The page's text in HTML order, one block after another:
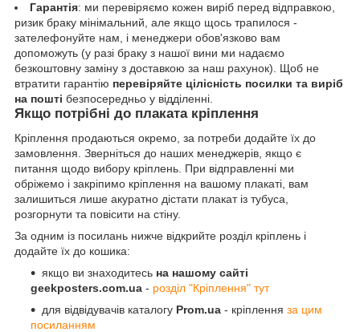
Гарантія: ми перевіряємо кожен виріб перед відправкою,
ризик браку мінімальний, але якщо щось трапилося -
зателефонуйте нам, і менеджери обов'язково вам
допоможуть (у разі браку з нашої вини ми надаємо
безкоштовну заміну з доставкою за наш рахунок). Щоб не
втратити гарантію перевіряйте цілісність посилки та виріб
на пошті безпосередньо у відділенні.
Якщо потрібні до плаката кріплення
Кріплення продаються окремо, за потреби додайте їх до
замовлення. Зверніться до наших менеджерів, якщо є
питання щодо вибору кріплень. При відправленні ми
обріжемо і закріпимо кріплення на вашому плакаті, вам
залишиться лише акуратно дістати плакат із тубуса,
розгорнути та повісити на стіну.
За одним із посилань нижче відкрийте розділ кріплень і
додайте їх до кошика:
якщо ви знаходитесь на нашому сайті
geekposters.com.ua - розділ "Кріплення" тут
для відвідувачів каталогу Prom.ua - кріплення за цим
посиланням